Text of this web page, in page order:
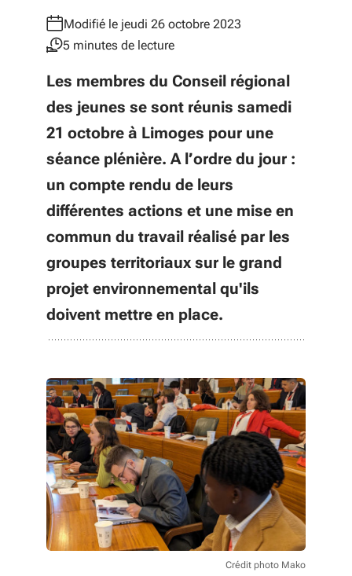
Modifié le jeudi 26 octobre 2023
5 minutes de lecture
Les membres du Conseil régional
des jeunes se sont réunis samedi
21 octobre à Limoges pour une
séance plénière. A l’ordre du jour :
un compte rendu de leurs
différentes actions et une mise en
commun du travail réalisé par les
groupes territoriaux sur le grand
projet environnemental qu'ils
doivent mettre en place.
Crédit photo Mako